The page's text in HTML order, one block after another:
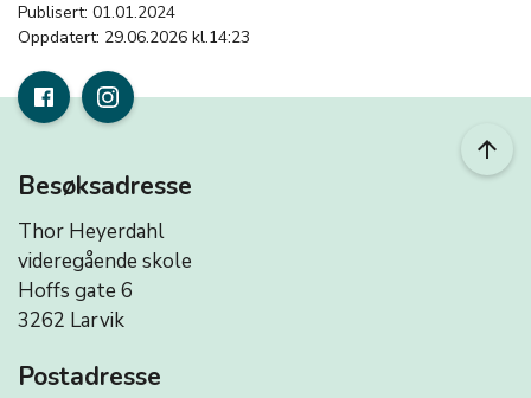
Publisert: 01.01.2024
Oppdatert: 29.06.2026 kl.14:23
arrow_upward
Besøksadresse
Thor Heyerdahl
videregående skole
Hoffs gate 6
3262 Larvik
Postadresse